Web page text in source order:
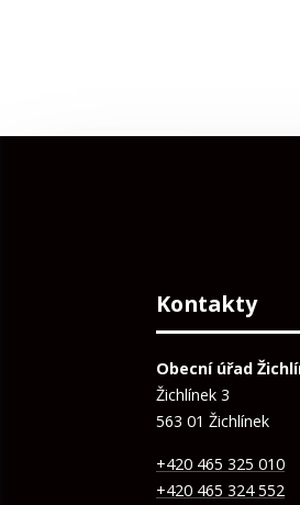
Kontakty
Obecní úřad
Žichlínek 3
563 01 Žichlínek
+420 465 325 010
+420 465 324 552